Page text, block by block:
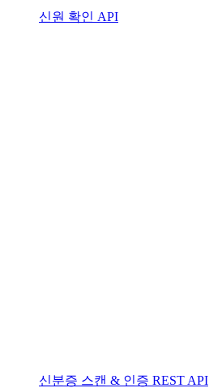
신원 확인 API
신분증 스캔 & 인증 REST API